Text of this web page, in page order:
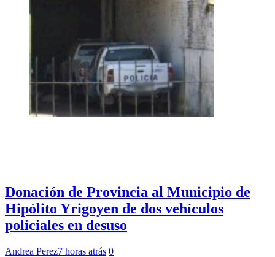
Donación de Provincia al Municipio de
Hipólito Yrigoyen de dos vehículos
policiales en desuso
Andrea Perez7 horas atrás 0